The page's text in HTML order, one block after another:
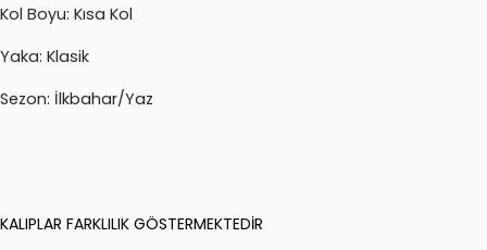
Kol Boyu: Kısa Kol
Yaka: Klasik
Sezon: İlkbahar/Yaz
KALIPLAR FARKLILIK GÖSTERMEKTEDİR